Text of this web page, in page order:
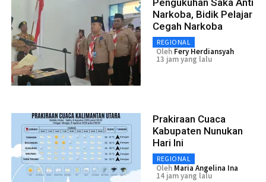
Pengukuhan Saka Anti
Narkoba, Bidik Pelajar
Cegah Narkoba
REGIONAL
Oleh Fery Herdiansyah
13 jam yang lalu
Prakiraan Cuaca
Kabupaten Nunukan
Hari Ini
REGIONAL
Oleh Maria Angelina Ina
14 jam yang lalu